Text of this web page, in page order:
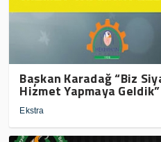
Başkan Karadağ “Biz
Hizmet Yapmaya Geldik”
Ekstra